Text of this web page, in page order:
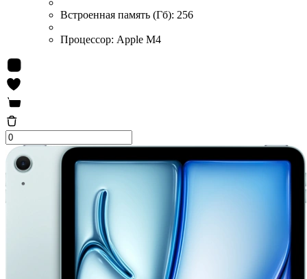
Встроенная память (Гб): 256
Процессор: Apple M4